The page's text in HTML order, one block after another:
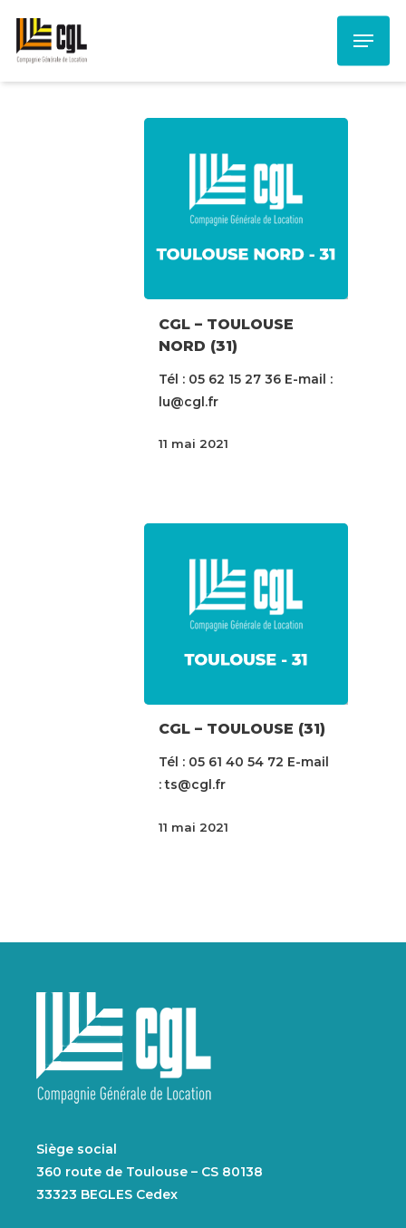
main
content
Menu
CGL – TOULOUSE
NORD (31)
Tél : 05 62 15 27 36 E-mail :
lu@cgl.fr
11 mai 2021
CGL – TOULOUSE (31)
Tél : 05 61 40 54 72 E-mail
: ts@cgl.fr
11 mai 2021
Siège social
360 route de Toulouse – CS 80138
33323 BEGLES Cedex